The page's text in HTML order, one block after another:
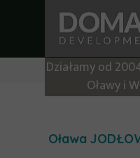
Działamy od
Oławy i
Oława